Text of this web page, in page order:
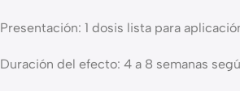
Presentación: 1 dosis lista para
Duración del efecto: 4 a 8 semanas